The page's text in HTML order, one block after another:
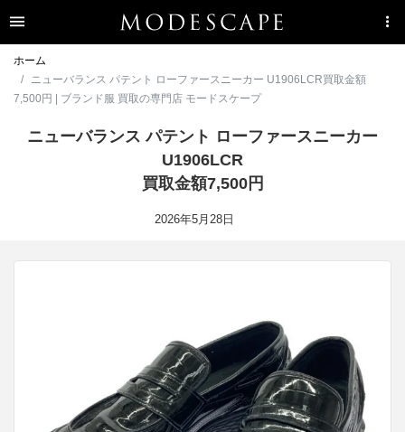
ホーム
ニューバランス パテント ローファースニーカー U1906LCR買取金額
7,500円 | ブランド服 買取の専門店 モードスケープ
ニューバランス パテント ローファースニーカー
U1906LCR
買取金額7,500円
2026年5月28日